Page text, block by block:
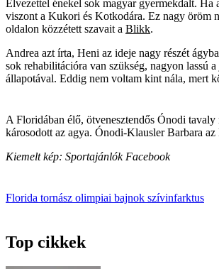
Élvezettel énekel sok magyar gyermekdalt.
viszont a Kukori és Kotkodára. Ez nagy öröm
oldalon közzétett szavait a Blikk.
Andrea azt írta, Heni az ideje nagy részét
sok rehabilitációra van szükség, nagyon lassú
állapotával. Eddig nem voltam kint nála, mert
A Floridában élő, ötvenesztendős Ónodi
károsodott az agya. Ónodi-Klausler Barbara
Kiemelt kép: Sportajánlók Facebook
Florida tornász olimpiai bajnok szívinfarktus
Top cikkek